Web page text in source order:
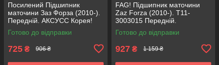
Посилений Підшипник
маточини Заз Форза (2010-).
Передній. АКСУСС Корея!
VKBA1948 , R170.32 ,
713615090
Готово до відправки
725 ₴ 906 ₴
FAG! Підшипник маточини
Zaz Forza (2010-). T11-
3003015 Передній.
VKBA1948 , R170.32 ,
713615090 Німеччина!
Готово до відправки
927 ₴ 1 159 ₴